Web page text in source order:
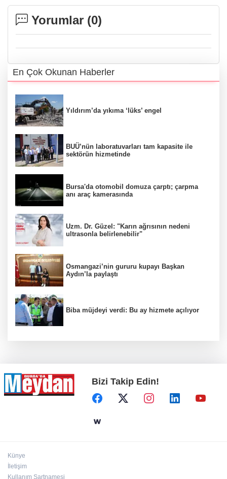
Yorumlar (0)
En Çok Okunan Haberler
Yıldırım’da yıkıma ‘lüks’ engel
BUÜ’nün laboratuvarları tam kapasite ile
sektörün hizmetinde
Bursa'da otomobil domuza çarptı; çarpma
anı araç kamerasında
Uzm. Dr. Güzel: "Karın ağrısının nedeni
ultrasonla belirlenebilir"
Osmangazi’nin gururu kupayı Başkan
Aydın’la paylaştı
Biba müjdeyi verdi: Bu ay hizmete açılıyor
Bizi Takip Edin!
Künye
İletişim
Kullanım Şartnamesi